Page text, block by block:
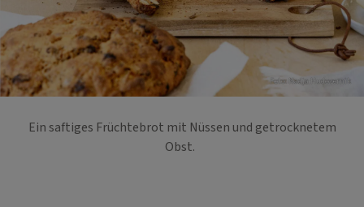
Foto: Nadja Hudovernik
Ein saftiges Früchtebrot mit Nüssen und getrocknetem
Obst.